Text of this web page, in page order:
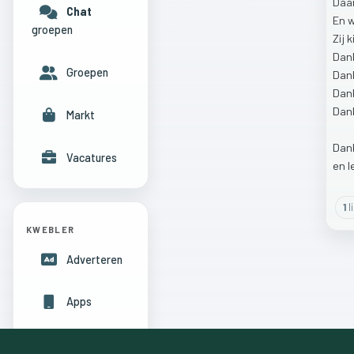
En
Zij
en
1
Chat
groepen
Groepen
Markt
Vacatures
KWEBLER
Adverteren
Apps